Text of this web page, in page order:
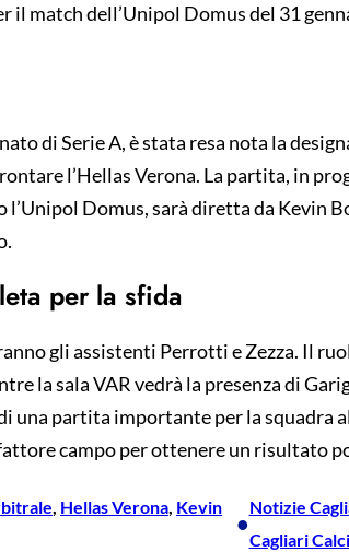
il match dell’Unipol Domus del 31
di Serie A, è stata resa nota la
l’Hellas Verona. La partita, in
l’Unipol Domus, sarà diretta da Kevin
per la sfida
gli assistenti Perrotti e Zezza. Il
la sala VAR vedrà la presenza di
una partita importante per la squadra
campo per ottenere un risultato
, Hellas Verona, Kevin
•
Notizie
Cagliari